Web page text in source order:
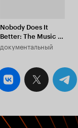
Nobody Does It
Better: The Music of
James Bond
документальный